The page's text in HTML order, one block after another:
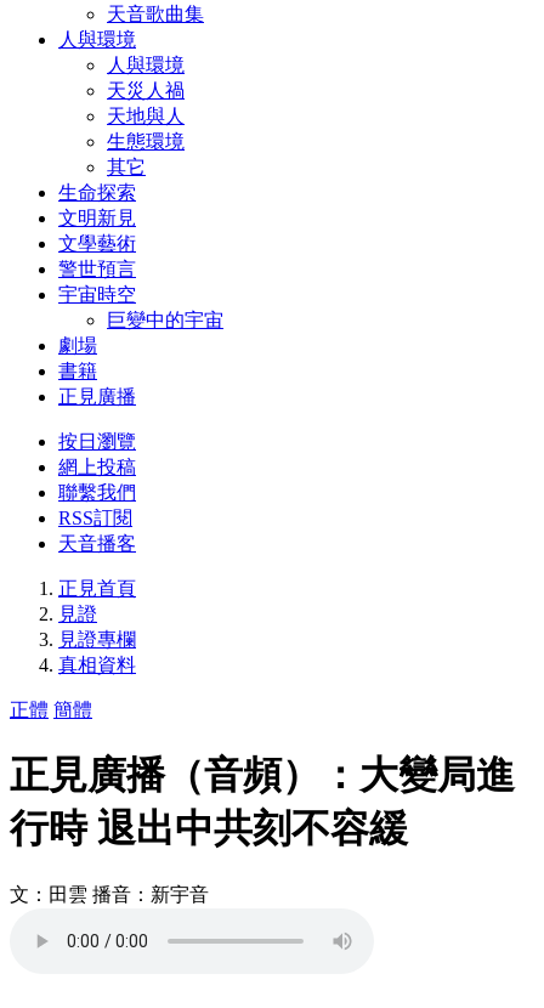
天音歌曲集
人與環境
人與環境
天災人禍
天地與人
生態環境
其它
生命探索
文明新見
文學藝術
警世預言
宇宙時空
巨變中的宇宙
劇場
書籍
正見廣播
按日瀏覽
網上投稿
聯繫我們
RSS訂閱
天音播客
正見首頁
見證
見證專欄
真相資料
正體 簡體
正見廣播（音頻）：大變局進
行時 退出中共刻不容緩
文：田雲 播音：新宇音